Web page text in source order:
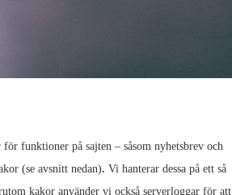
funktioner på sajten – såsom nyhetsbrev och
(se avsnitt nedan). Vi hanterar dessa på ett så
kakor använder vi också serverloggar för att